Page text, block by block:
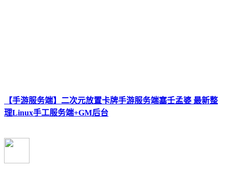
【手游服务端】二次元放置卡牌手游服务端塞壬孟婆 最新整
理Linux手工服务端+GM后台